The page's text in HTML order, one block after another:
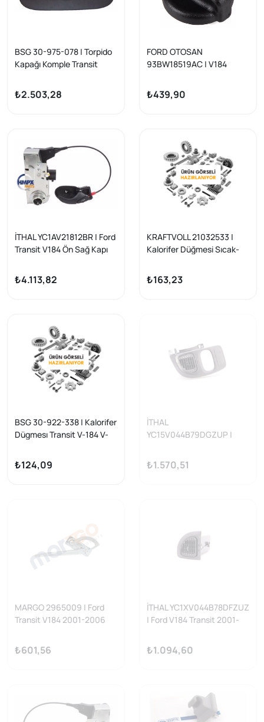
BSG 30-975-078 | Torpido
Kapağı Komple Transit
99-06
₺2.503,28
FORD OTOSAN
93BW18519AC | V184
Kalorifer Düğmesi Sol ve
Orta
₺439,90
İTHAL YC1AV21812BR | Ford
Transit V184 Ön Sağ Kapı
₺4.113,82
KRAFTVOLL 21032533 |
Kalorifer Düğmesi Sıcak-
01 >
₺163,23
BSG 30-922-338 | Kalorifer
Dügmesı Transit V-184 V-
₺124,09
İTHAL
YC15V044B79DGZUP |
2007 Kalorifer Izgarası Sol
Yan Sanayi
₺1.570,51
MARGO 2965009 | Ford
Transit V184 2001-2006
Sağ (Manuel)
₺601,56
İTHAL YC1XV044B78DFZUZ
| Ford V184 Transit 2001-
Yan Sanayi
₺1.094,60